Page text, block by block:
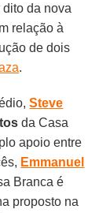
da nova
relação à
de dois
.
Steve
da Casa
apoio entre
Emmanuel
Branca é
proposto na